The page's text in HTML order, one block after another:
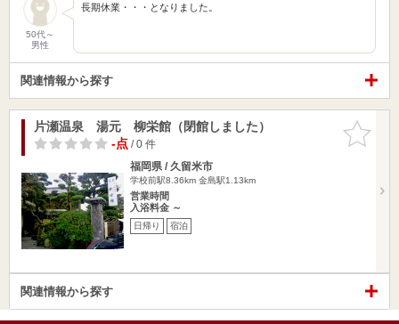
50代～
男性
長期休業・・・となりました。
関連情報から探す
お気に入
りに追加
片瀬温泉 湯元 柳栄館（閉館しました）
-点/ 0 件
福岡県 / 久留米市
学校前駅8.36km 金島駅1.13km
営業時間
入浴料金 ～
日帰り 宿泊
関連情報から探す